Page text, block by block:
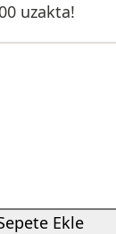
uzakta!
Ekle